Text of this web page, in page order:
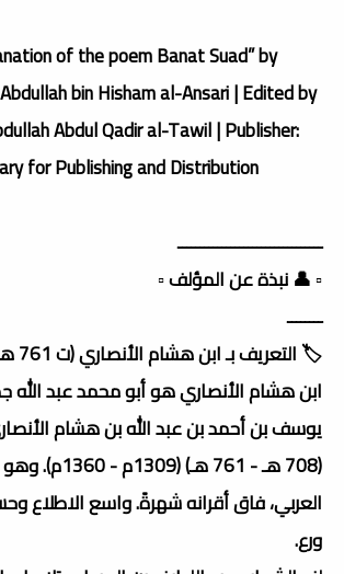
of the poem Banat Suad” by
bin Hisham al-Ansari | Edited by
Abdul Qadir al-Tawil | Publisher:
for Publishing and Distribution.
ـــــــــــــــــــــــــــــــــ
▫️ 👤 نبذة عن المؤلف ▫️
ــــــــ
🏷️ التعريف بـ ابن هشام الأنصاري (ت 761 هـ):
ابن هشام الأنصاري هو أبو محمد عبد الله
يوسف بن أحمد بن عبد الله بن هشام
(708 هـ - 761 هـ)
العربي، فاق أقرانه شهرةً. واسع الاطلاع
ورع.